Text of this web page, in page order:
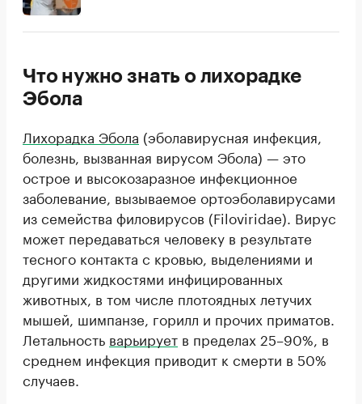
Что нужно знать о лихорадке
Эбола
Лихорадка Эбола (эболавирусная инфекция,
болезнь, вызванная вирусом Эбола) — это
острое и высокозаразное инфекционное
заболевание, вызываемое ортоэболавирусами
из семейства филовирусов (Filoviridae). Вирус
может передаваться человеку в результате
тесного контакта с кровью, выделениями и
другими жидкостями инфицированных
животных, в том числе плотоядных летучих
мышей, шимпанзе, горилл и прочих приматов.
Летальность варьирует в пределах 25–90%, в
среднем инфекция приводит к смерти в 50%
случаев.